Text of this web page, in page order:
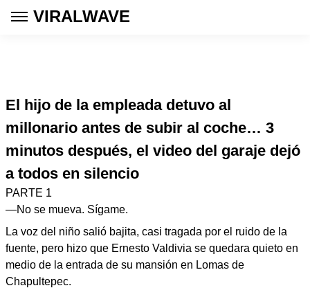
VIRALWAVE
El hijo de la empleada detuvo al
millonario antes de subir al coche… 3
minutos después, el video del garaje dejó
a todos en silencio
PARTE 1
—No se mueva. Sígame.
La voz del niño salió bajita, casi tragada por el ruido de la
fuente, pero hizo que Ernesto Valdivia se quedara quieto en
medio de la entrada de su mansión en Lomas de
Chapultepec.